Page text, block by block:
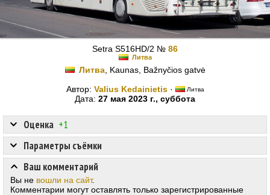
Setra S516HD/2 № 86
Литва
Литва, Kaunas, Bažnyčios gatvė
Автор: Valius Kedainietis· Литва
Дата: 27 мая 2023 г., суббота
Оценка +1
Параметры съёмки
Ваш комментарий
Вы не вошли на сайт.
Комментарии могут оставлять только зарегистрированные